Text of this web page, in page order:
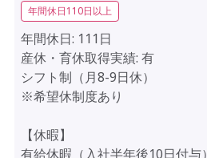
年間休日110日以上
年間休日: 111日
産休・育休取得実績: 有
シフト制（月8-9日休）
※希望休制度あり
【休暇】
有給休暇（入社半年後10日付与）